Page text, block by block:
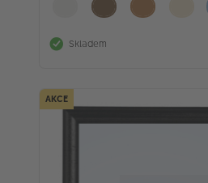
Skladem
AKCE